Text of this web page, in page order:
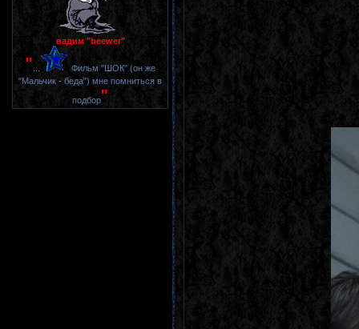
вадим "beewer"
"
Фильм "ШОК" (он же
"Мальчик - беда") мне помниться в
подбор"